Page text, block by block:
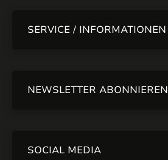
SERVICE / INFORMATIONEN
NEWSLETTER ABONNIEREN
SOCIAL MEDIA